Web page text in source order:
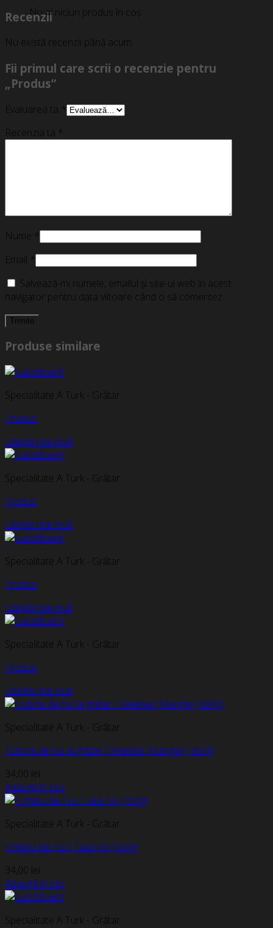
Nu ai niciun produs în coș.
Recenzii
Nu există recenzii până acum.
Fii primul care scrii o recenzie pentru
„Produs”
Evaluarea ta *
Recenzia ta *
Nume *
Email *
Salvează-mi numele, emailul și site-ul web în acest
navigator pentru data viitoare când o să comentez.
Produse similare
Specialitate A Turk - Grătar
Produs
Citește mai mult
Specialitate A Turk - Grătar
Produs
Citește mai mult
Specialitate A Turk - Grătar
Produs
Citește mai mult
Specialitate A Turk - Grătar
Produs
Citește mai mult
Specialitate A Turk - Grătar
Fluture de pui la grătar / Kelebek (Mangal) (380g)
34,00 lei
Adaugă în coș
Specialitate A Turk - Grătar
Frigărui de Pui / Tauk Șiș (400g)
34,00 lei
Adaugă în coș
Specialitate A Turk - Grătar